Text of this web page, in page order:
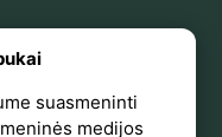
suasmeninti
medijos